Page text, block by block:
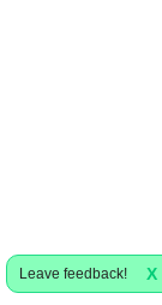
Leave feedback! X